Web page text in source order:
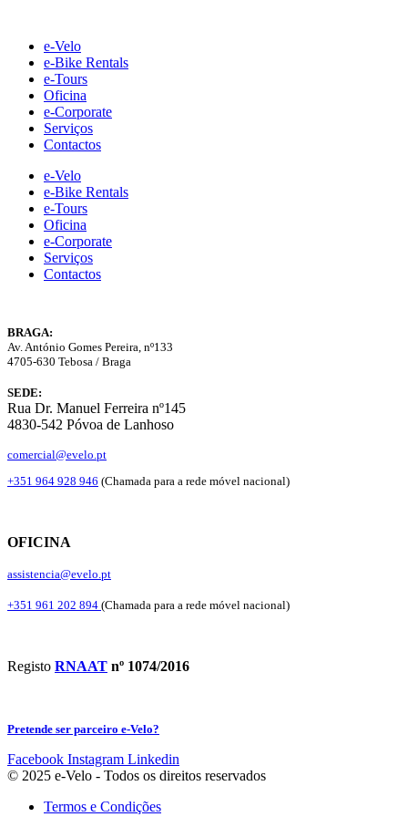
contente-Velo
e-Bike Rentals
e-Tours
Oficina
e-Corporate
Serviços
Contactos
e-Velo
e-Bike Rentals
e-Tours
Oficina
e-Corporate
Serviços
Contactos
BRAGA:
Av. António Gomes Pereira, nº133
4705-630 Tebosa / Braga
SEDE:
Rua Dr. Manuel Ferreira nº145
4830-542 Póvoa de Lanhoso
comercial@evelo.pt
+351 964 928 946 (Chamada para a rede móvel nacional)
OFICINA
assistencia@evelo.pt
+351 961 202 894 (Chamada para a rede móvel nacional)
Registo RNAAT nº 1074/2016
Pretende ser parceiro e-Velo?
Facebook Instagram Linkedin
© 2025 e-Velo - Todos os direitos reservados
Termos e Condições